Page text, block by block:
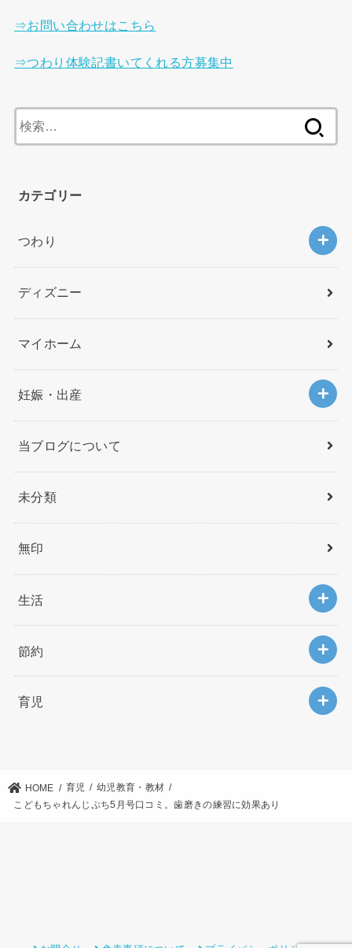
⇒お問い合わせはこちら
⇒つわり体験記書いてくれる方募集中
索
カテゴリー
つわり
ディズニー
マイホーム
妊娠・出産
当ブログについて
未分類
無印
生活
節約
育児
HOME 育児
幼児教育・教材
こどもちゃれんじぷち5月号口コミ。歯磨きの練習に効果あり